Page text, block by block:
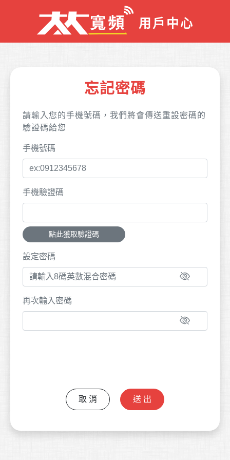
用戶中心
忘記密碼
請輸入您的手機號碼，我們將會傳送重設密碼的
驗證碼給您
手機號碼
手機驗證碼
點此獲取驗證碼
設定密碼
再次輸入密碼
取 消 送 出